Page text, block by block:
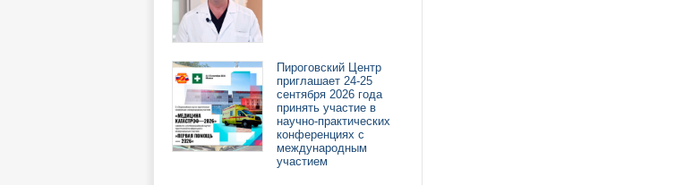
Пироговский Центр
приглашает 24-25
сентября 2026 года
принять участие в
научно-практических
конференциях с
международным
участием